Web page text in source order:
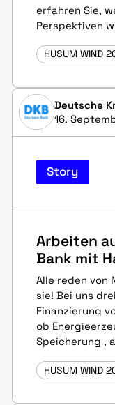
erfahren Sie,
Perspektiven
HUSUM WIND
Deutsche
16.
Story
Arbeiten
Bank mit
Alle reden von
sie! Bei uns
Finanzierung
ob
Speicherung ,
HUSUM WIND